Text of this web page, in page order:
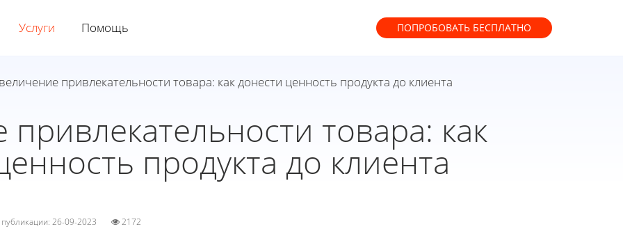
Услуги Помощь ПОПРОБОВАТЬ БЕСПЛАТНО
привлекательности товара: как донести ценность продукта до клиента
товара: как
продукта до клиента
публикации: 26-09-2023 2172